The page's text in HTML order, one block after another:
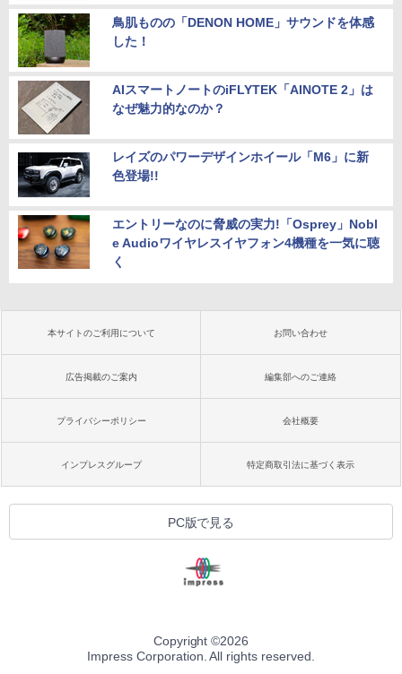
鳥肌ものの「DENON HOME」サウンドを体感
した！
AIスマートノートのiFLYTEK「AINOTE 2」は
なぜ魅力的なのか？
レイズのパワーデザインホイール「M6」に新
色登場!!
エントリーなのに脅威の実力!「Osprey」Nobl
e Audioワイヤレスイヤフォン4機種を一気に聴
く
本サイトのご利用について お問い合わせ
広告掲載のご案内 編集部へのご連絡
プライバシーポリシー 会社概要
インプレスグループ 特定商取引法に基づく表示
PC版で見る
Copyright ©2026
Impress Corporation. All rights reserved.